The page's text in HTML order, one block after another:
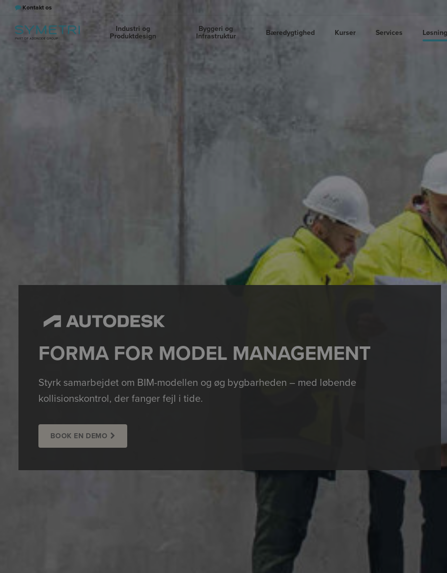
Kontakt os
Industri og
Produktdesign
Byggeri og
Infrastruktur
Bæredygtighed Kurser Services
FORMA FOR MODEL MANAGEMENT
Styrk samarbejdet om BIM-modellen og øg bygbarheden – med løbende
kollisionskontrol, der fanger fejl i tide.
BOOK EN DEMO